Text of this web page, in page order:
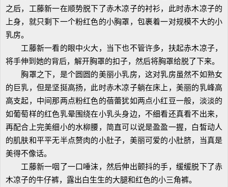
之后，工藤新一在顺势脱下了赤木凉子的衬衫，此时赤木凉子的
上身，就只剩下一个粉红色的小胸罩，包裹着一对规模不大的小
乳房。
工藤新一看的眼中火大，当下也不管许多，扶起赤木凉子，
将手伸到她的背后，解开胸罩的扣子，然后将胸罩给脱了下来。
胸罩之下，是个圆圆的美丽小乳房，这对乳房虽然不如熟女
的巨乳，但是坚挺高扬，此时赤木凉子躺在床上，美丽的乳峰高
高支起，中间那两点粉红色的蓓蕾犹如两点小红豆一般，淡淡的
如葡萄样的红色乳晕围绕在小乳头身边，不细看还真看不出来，
再配合上完美细小的水柳腰，简直可以说是盈盈一握，白皙动人
的肌肤和平平无半点赘肉的小肚子，美丽可爱的小肚脐，当真是
美得不像话。
工藤新一咽了一口唾沫，然后伸出颤抖的手，缓缓脱下了赤
木凉子的牛仔裤，露出白生生的大腿和红色的小三角裤。